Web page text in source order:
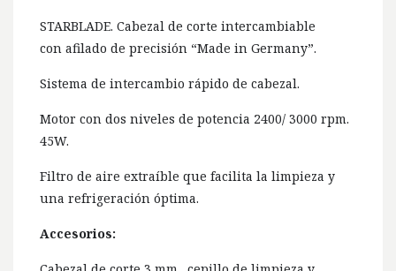
STARBLADE. Cabezal de corte intercambiable
con afilado de precisión “Made in Germany”.
Sistema de intercambio rápido de cabezal.
Motor con dos niveles de potencia 2400/ 3000 rpm.
45W.
Filtro de aire extraíble que facilita la limpieza y
una refrigeración óptima.
Accesorios: